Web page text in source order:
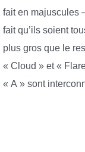
fait en majuscules
fait qu’ils soient
plus gros que le
« Cloud » et «
« A » sont